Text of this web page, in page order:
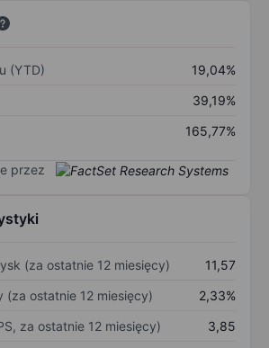
(YTD)
19,04%
39,19%
165,77%
przez
(za ostatnie 12 miesięcy)
11,57
(za ostatnie 12 miesięcy)
2,33%
za ostatnie 12 miesięcy)
3,85